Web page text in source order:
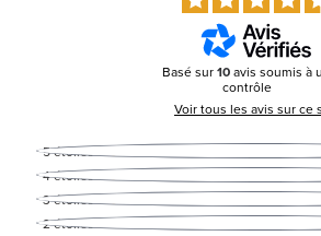
Basé sur10avis soumis à
contrôle
Voir tous les avis sur ce
5étoiles
4étoiles
3étoiles
2étoiles